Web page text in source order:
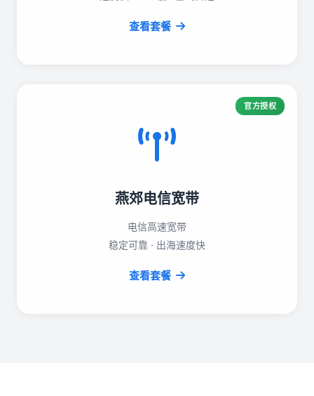
查看套餐
官方授权
燕郊电信宽带
电信高速宽带
稳定可靠 · 出海速度快
查看套餐